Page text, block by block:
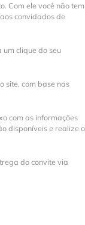
Com ele você não tem
convidados de
clique do seu
site, com base nas
com as informações
disponíveis e realize o
do convite via